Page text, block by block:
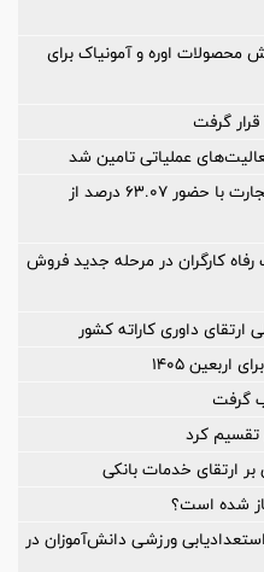
محصولات اوره و آمونیاک برای
گرفت
مجمع عمومی عادی سالیانه بانک تجارت با حضور ۶۳.۰۷ درصد از
کارگران در مرحله جدید فروش
ارتقای داوری كاراته كشور
۱۴۰۵
گرفت
بر ارتقای خدمات بانکی
شده است؟
ورزشی دانش‌آموزان در